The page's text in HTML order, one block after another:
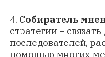
4. Собиратель
стратегии –
последователей,
помощью многих